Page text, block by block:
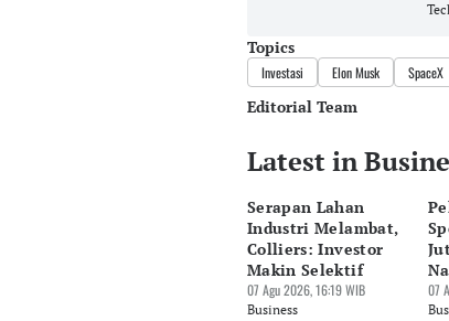
Topics
Investasi Elon Musk SpaceX
Editorial Team
Editor
Riyo
Editor
Ekarina .
Latest in
Serapan Lahan
Industri Melambat,
Colliers: Investor
Makin Selektif
07 Agu 2026, 16:19 WIB
Business
07